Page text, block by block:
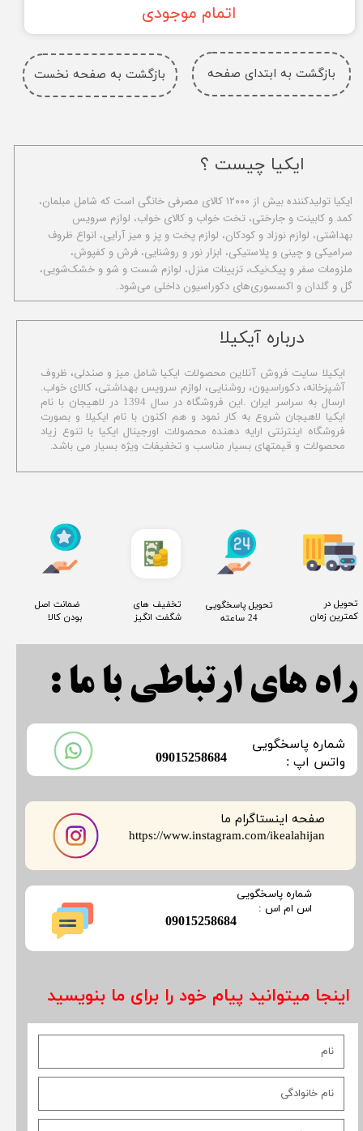
اتمام موجودی
بازگشت به صفحه نخست بازگشت به ابتدای صفحه
​درباره آیکیلا
ایکیلا سایت فروش آنلاین محصولات ایکیا شامل میز و صندلی، ظروف
آشپزخانه، دکوراسیون، روشنایی، لوازم سرویس بهداشتی، کالای خواب.
ارسال به سراسر ایران .این فروشگاه در سال 1394 در لاهیجان با نام
ایکیا لاهیجان شروع به کار نمود و هم اکنون با نام ایکیلا و بصورت
فروشگاه اینترنتی ارایه دهنده محصولات اورجینال ایکیا با تنوع زیاد
محصولات و قیمتهای بسیار مناسب و تخفیفات ویژه بسیار می باشد.
صفحه اینستاگرام ما
​​​​​​​https://www.instagram.com/ikealahijan
​شماره پاسخگویی
​​​​​واتس اپ :
​09015258684
اینجا میتوانید پیام خود را برای ما بنویسید
راه های ارتباطی با ما :
​09015258684
​شماره پاسخگویی
​​​​​اس ام اس :
ایکیا چیست ؟
ا​یکیا تولیدکننده بیش از ۱۲۰۰۰ کالای مصرفی خانگی است که شامل مبلمان،
کمد و کابینت و جارختی، تخت خواب و کالای خواب، لوازم سرویس
بهداشتی، لوازم نوزاد و کودکان، لوازم پخت و پز و میز آرایی، انواع ظروف
سرامیکی و چینی و پلاستیکی، ابزار نور و روشنایی، فرش و کفپوش،
ملزومات سفر و پیک‌نیک، تزیینات منزل، لوازم شست و شو و خشک‌شویی،
گل و گلدان و اکسسوری‌های دکوراسیون داخلی می‌شود.
​تحویل در
کمترین زمان
​تحویل پاسخگویی
24 ساعته
​تخفیف های
شگفت انگیز
​ ضمانت اصل
بودن کالا